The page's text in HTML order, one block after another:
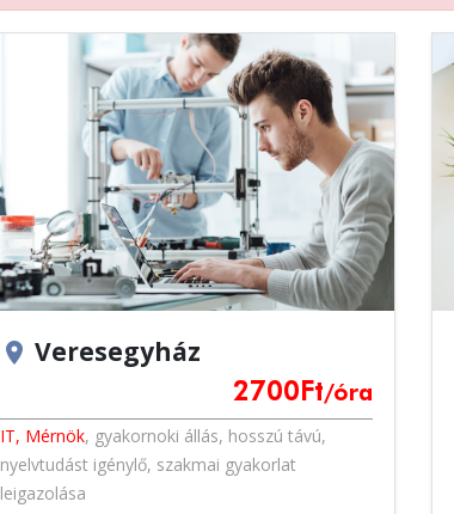
location_on Veresegyház
2700 Ft/óra
IT, Mérnök, gyakornoki állás, hosszú távú,
nyelvtudást igénylő, szakmai gyakorlat
leigazolása